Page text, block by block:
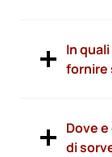
In
fornire
Dove
di